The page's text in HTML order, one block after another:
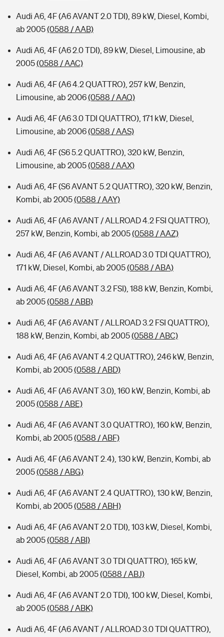
Audi A6, 4F (A6 AVANT 2.0 TDI), 89 kW, Diesel, Kombi,
ab 2005(0588 / AAB)
Audi A6, 4F (A6 2.0 TDI), 89 kW, Diesel, Limousine, ab
2005(0588 / AAC)
Audi A6, 4F (A6 4.2 QUATTRO), 257 kW, Benzin,
Limousine, ab 2006(0588 / AAQ)
Audi A6, 4F (A6 3.0 TDI QUATTRO), 171 kW, Diesel,
Limousine, ab 2006(0588 / AAS)
Audi A6, 4F (S6 5.2 QUATTRO), 320 kW, Benzin,
Limousine, ab 2005(0588 / AAX)
Audi A6, 4F (S6 AVANT 5.2 QUATTRO), 320 kW, Benzin,
Kombi, ab 2005(0588 / AAY)
Audi A6, 4F (A6 AVANT / ALLROAD 4.2 FSI QUATTRO),
257 kW, Benzin, Kombi, ab 2005(0588 / AAZ)
Audi A6, 4F (A6 AVANT / ALLROAD 3.0 TDI QUATTRO),
171 kW, Diesel, Kombi, ab 2005(0588 / ABA)
Audi A6, 4F (A6 AVANT 3.2 FSI), 188 kW, Benzin, Kombi,
ab 2005(0588 / ABB)
Audi A6, 4F (A6 AVANT / ALLROAD 3.2 FSI QUATTRO),
188 kW, Benzin, Kombi, ab 2005(0588 / ABC)
Audi A6, 4F (A6 AVANT 4.2 QUATTRO), 246 kW, Benzin,
Kombi, ab 2005(0588 / ABD)
Audi A6, 4F (A6 AVANT 3.0), 160 kW, Benzin, Kombi, ab
2005(0588 / ABE)
Audi A6, 4F (A6 AVANT 3.0 QUATTRO), 160 kW, Benzin,
Kombi, ab 2005(0588 / ABF)
Audi A6, 4F (A6 AVANT 2.4), 130 kW, Benzin, Kombi, ab
2005(0588 / ABG)
Audi A6, 4F (A6 AVANT 2.4 QUATTRO), 130 kW, Benzin,
Kombi, ab 2005(0588 / ABH)
Audi A6, 4F (A6 AVANT 2.0 TDI), 103 kW, Diesel, Kombi,
ab 2005(0588 / ABI)
Audi A6, 4F (A6 AVANT 3.0 TDI QUATTRO), 165 kW,
Diesel, Kombi, ab 2005(0588 / ABJ)
Audi A6, 4F (A6 AVANT 2.0 TDI), 100 kW, Diesel, Kombi,
ab 2005(0588 / ABK)
Audi A6, 4F (A6 AVANT / ALLROAD 3.0 TDI QUATTRO),